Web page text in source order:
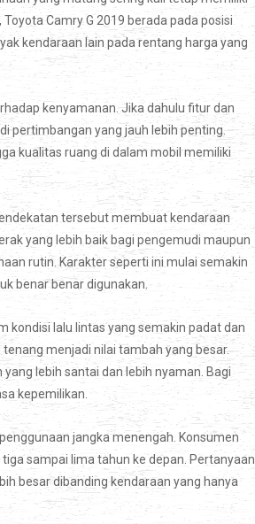
Camry G 2019 berada pada posisi
kendaraan lain pada rentang harga yang
kenyamanan. Jika dahulu fitur dan
pertimbangan yang jauh lebih penting.
kualitas ruang di dalam mobil memiliki
tersebut membuat kendaraan
yang lebih baik bagi pengemudi maupun
rutin. Karakter seperti ini mulai semakin
benar benar digunakan.
kondisi lalu lintas yang semakin padat dan
menjadi nilai tambah yang besar.
lebih santai dan lebih nyaman. Bagi
kepemilikan.
jangka menengah. Konsumen
sampai lima tahun ke depan. Pertanyaan
besar dibanding kendaraan yang hanya